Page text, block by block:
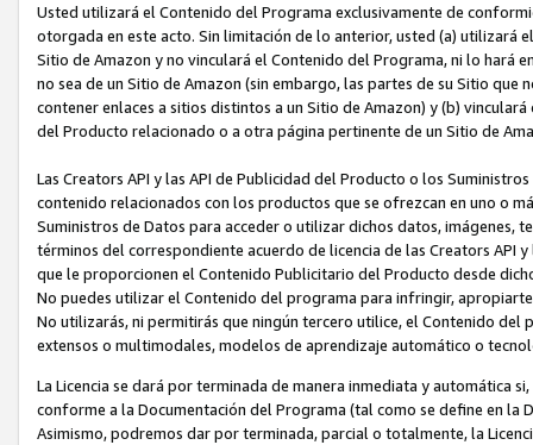
Usted utilizará el Contenido del Programa exclusivamente de
otorgada en este acto. Sin limitación de lo anterior, usted (a) utilizará
Sitio de Amazon y no vinculará el Contenido del Programa, ni lo hará
no sea de un Sitio de Amazon (sin embargo, las partes de su Sitio
contener enlaces a sitios distintos a un Sitio de Amazon) y (b)
del Producto relacionado o a otra página pertinente de un Sitio de
Las Creators API y las API de Publicidad del Producto o los
contenido relacionados con los productos que se ofrezcan en uno o
Suministros de Datos para acceder o utilizar dichos datos,
términos del correspondiente acuerdo de licencia de las Creators API
que le proporcionen el Contenido Publicitario del Producto desde
No puedes utilizar el Contenido del programa para infringir,
No utilizarás, ni permitirás que ningún tercero utilice, el Contenido
extensos o multimodales, modelos de aprendizaje automático o
La Licencia se dará por terminada de manera inmediata y automática
conforme a la Documentación del Programa (tal como se define en la
Asimismo, podremos dar por terminada, parcial o totalmente, la